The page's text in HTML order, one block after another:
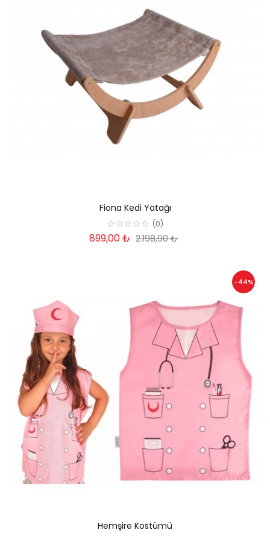
Fiona Kedi Yatağı
(0)
899,00 ₺ 2.198,90 ₺
-44%
Hemşire Kostümü